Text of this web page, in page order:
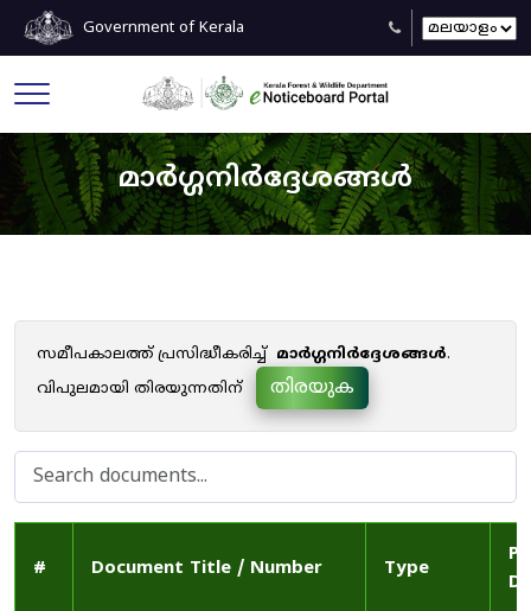
Government of Kerala
മാർഗ്ഗനിർദ്ദേശങ്ങൾ
സമീപകാലത്ത് പ്രസിദ്ധീകരിച്ച് മാർഗ്ഗനിർദ്ദേശങ്ങൾ.
വിപുലമായി തിരയുന്നതിന്
തിരയുക
# Document Title / Number Type